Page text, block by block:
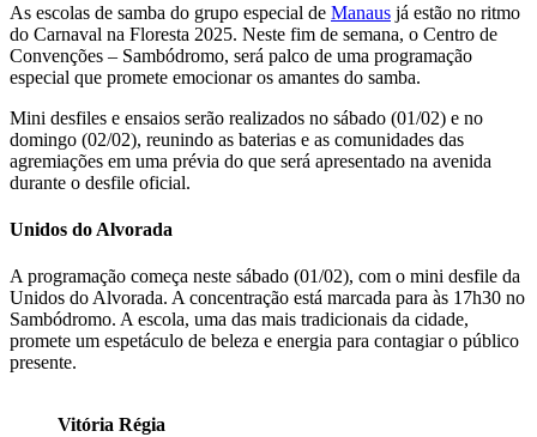
As escolas de samba do grupo especial de Manaus já estão no ritmo
do Carnaval na Floresta 2025. Neste fim de semana, o Centro de
Convenções – Sambódromo, será palco de uma programação
especial que promete emocionar os amantes do samba.
Mini desfiles e ensaios serão realizados no sábado (01/02) e no
domingo (02/02), reunindo as baterias e as comunidades das
agremiações em uma prévia do que será apresentado na avenida
durante o desfile oficial.
Unidos do Alvorada
A programação começa neste sábado (01/02), com o mini desfile da
Unidos do Alvorada. A concentração está marcada para às 17h30 no
Sambódromo. A escola, uma das mais tradicionais da cidade,
promete um espetáculo de beleza e energia para contagiar o público
presente.
Vitória Régia